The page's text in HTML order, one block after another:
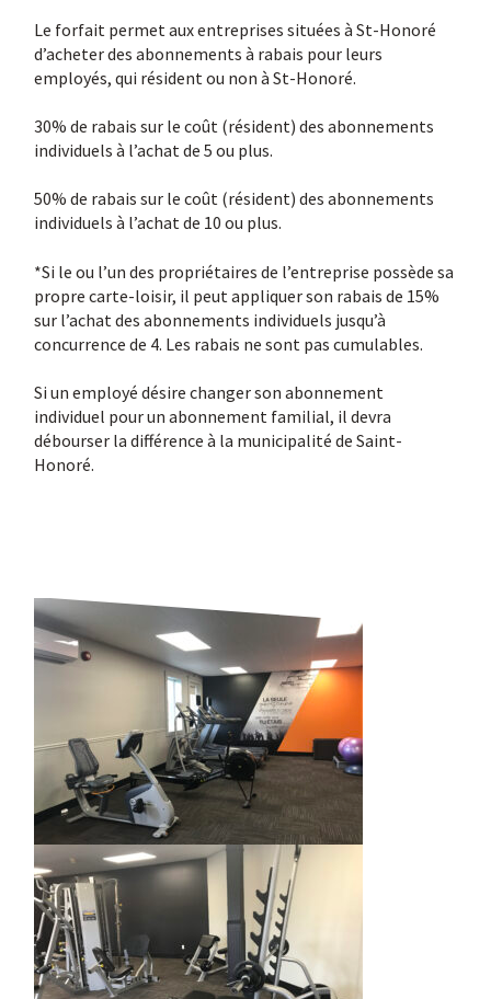
Le forfait permet aux entreprises situées à St-Honoré
d’acheter des abonnements à rabais pour leurs
employés, qui résident ou non à St-Honoré.
30% de rabais sur le coût (résident) des abonnements
individuels à l’achat de 5 ou plus.
50% de rabais sur le coût (résident) des abonnements
individuels à l’achat de 10 ou plus.
*Si le ou l’un des propriétaires de l’entreprise possède sa
propre carte-loisir, il peut appliquer son rabais de 15%
sur l’achat des abonnements individuels jusqu’à
concurrence de 4. Les rabais ne sont pas cumulables.
Si un employé désire changer son abonnement
individuel pour un abonnement familial, il devra
débourser la différence à la municipalité de Saint-
Honoré.